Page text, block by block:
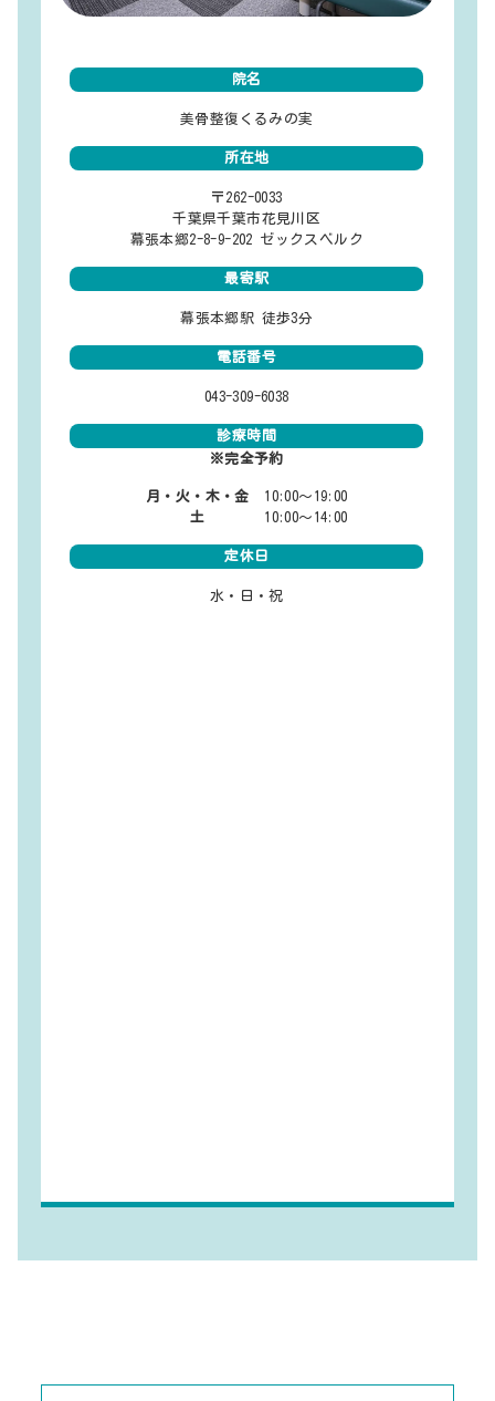
院名
美骨整復くるみの実
所在地
〒262-0033
千葉県千葉市花見川区
幕張本郷2-8-9-202 ゼックスベルク
最寄駅
幕張本郷駅 徒歩3分
電話番号
043-309-6038
診療時間
※完全予約
月・火・木・金 10:00～19:00
土 10:00～14:00
定休日
水・日・祝